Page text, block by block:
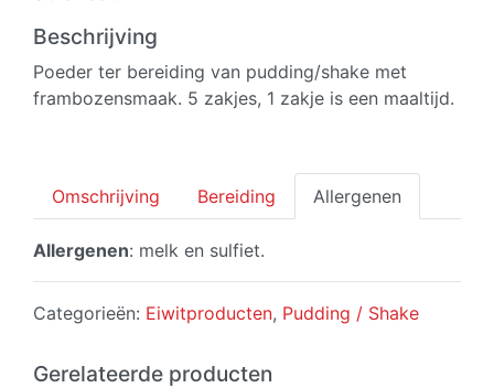
Beschrijving
Poeder ter bereiding van pudding/shake met
frambozensmaak. 5 zakjes, 1 zakje is een maaltijd.
Omschrijving Bereiding Allergenen
Allergenen: melk en sulfiet.
Categorieën: Eiwitproducten, Pudding / Shake
Gerelateerde producten